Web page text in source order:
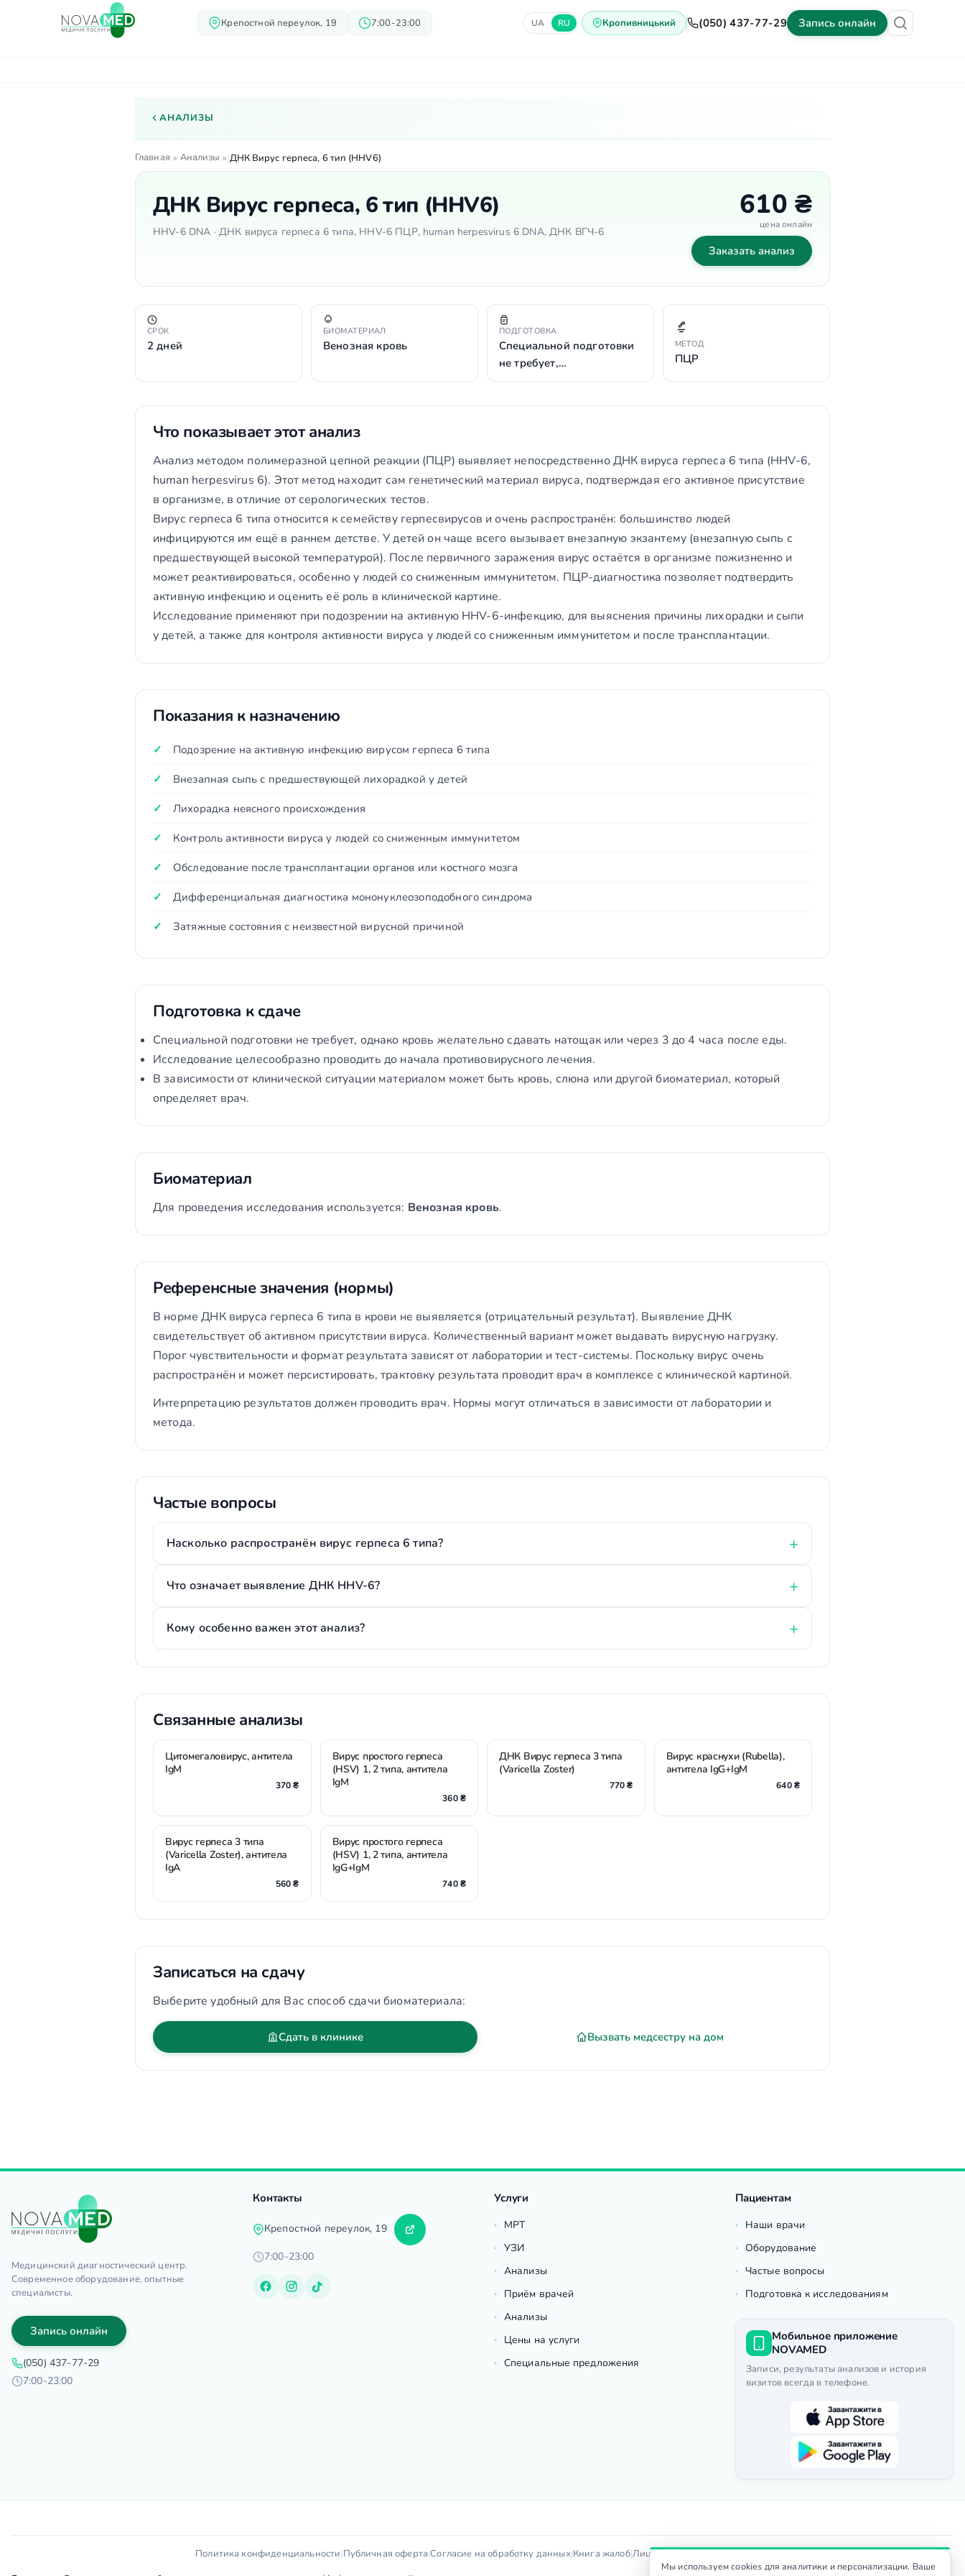
Крепостной переулок, 19 7:00-23:00 UA RU Кропивницький (050) 437-77-29 Запись онлайн
АНАЛИЗЫ
Главная » Анализы » ДНК Вирус герпеса, 6 тип (HHV6)
ДНК Вирус герпеса, 6 тип (HHV6)
HHV-6 DNA · ДНК вируса герпеса 6 типа, HHV-6 ПЦР, human herpesvirus 6 DNA, ДНК ВГЧ-6
610 ₴
цена онлайн
Заказать анализ
СРОК
2 дней
БИОМАТЕРИАЛ
Венозная кровь
ПОДГОТОВКА
Специальной подготовки
не требует,…
МЕТОД
ПЦР
Что показывает этот анализ
Анализ методом полимеразной цепной реакции (ПЦР) выявляет непосредственно ДНК вируса герпеса 6 типа (HHV-6,
human herpesvirus 6). Этот метод находит сам генетический материал вируса, подтверждая его активное присутствие
в организме, в отличие от серологических тестов.
Вирус герпеса 6 типа относится к семейству герпесвирусов и очень распространён: большинство людей
инфицируются им ещё в раннем детстве. У детей он чаще всего вызывает внезапную экзантему (внезапную сыпь с
предшествующей высокой температурой). После первичного заражения вирус остаётся в организме пожизненно и
может реактивироваться, особенно у людей со сниженным иммунитетом. ПЦР-диагностика позволяет подтвердить
активную инфекцию и оценить её роль в клинической картине.
Исследование применяют при подозрении на активную HHV-6-инфекцию, для выяснения причины лихорадки и сыпи
у детей, а также для контроля активности вируса у людей со сниженным иммунитетом и после трансплантации.
Показания к назначению
Подозрение на активную инфекцию вирусом герпеса 6 типа
Внезапная сыпь с предшествующей лихорадкой у детей
Лихорадка неясного происхождения
Контроль активности вируса у людей со сниженным иммунитетом
Обследование после трансплантации органов или костного мозга
Дифференциальная диагностика мононуклеозоподобного синдрома
Затяжные состояния с неизвестной вирусной причиной
Подготовка к сдаче
Специальной подготовки не требует, однако кровь желательно сдавать натощак или через 3 до 4 часа после еды.
Исследование целесообразно проводить до начала противовирусного лечения.
В зависимости от клинической ситуации материалом может быть кровь, слюна или другой биоматериал, который
определяет врач.
Биоматериал
Для проведения исследования используется: Венозная кровь.
Референсные значения (нормы)
В норме ДНК вируса герпеса 6 типа в крови не выявляется (отрицательный результат). Выявление ДНК
свидетельствует об активном присутствии вируса. Количественный вариант может выдавать вирусную нагрузку.
Порог чувствительности и формат результата зависят от лаборатории и тест-системы. Поскольку вирус очень
распространён и может персистировать, трактовку результата проводит врач в комплексе с клинической картиной.
Интерпретацию результатов должен проводить врач. Нормы могут отличаться в зависимости от лаборатории и
метода.
Частые вопросы
Насколько распространён вирус герпеса 6 типа?
Что означает выявление ДНК HHV-6?
Кому особенно важен этот анализ?
Связанные анализы
Цитомегаловирус, антитела
IgM
370 ₴
Вирус простого герпеса
(HSV) 1, 2 типа, антитела
IgM
360 ₴
ДНК Вирус герпеса 3 типа
(Varicella Zoster)
770 ₴
Вирус краснухи (Rubella),
антитела IgG+IgM
640 ₴
Вирус герпеса 3 типа
(Varicella Zoster), антитела
IgA
560 ₴
Вирус простого герпеса
(HSV) 1, 2 типа, антитела
IgG+IgM
740 ₴
Записаться на сдачу
Выберите удобный для Вас способ сдачи биоматериала:
Сдать в клинике Вызвать медсестру на дом
Медицинский диагностический центр.
Современное оборудование, опытные
специалисты.
Запись онлайн
(050) 437-77-29
7:00-23:00
Контакты
Крепостной переулок, 19
7:00-23:00
Услуги
МРТ
УЗИ
Анализы
Приём врачей
Анализы
Цены на услуги
Специальные предложения
Пациентам
Наши врачи
Оборудование
Частые вопросы
Подготовка к исследованиям
Мобильное приложение
NOVAMED
Записи, результаты анализов и история
визитов всегда в телефоне.
Политика конфиденциальности|Публичная оферта|Согласие на обработку данных|Книга жалоб|Лицензия МОЗ| Доступность
Мы используем cookies для аналитики и персонализации. Ваше